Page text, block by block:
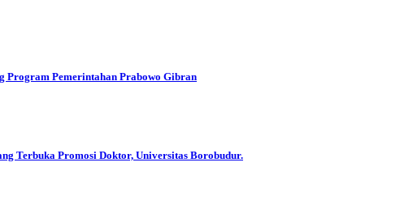
Program Pemerintahan Prabowo Gibran
Terbuka Promosi Doktor, Universitas Borobudur.